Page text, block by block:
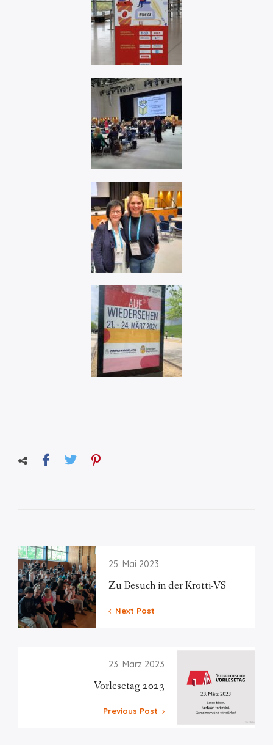
25. Mai 2023
Zu Besuch in der Krotti-VS
Next Post
23. März 2023
Vorlesetag 2023
Previous Post